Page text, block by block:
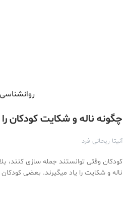
روانشناسی
چگونه ناله و شکایت کودکان
آنیتا ریحانی فرد
کودکان وقتی توانستند جمله سازی کنند،
ناله و شکایت را یاد میگیرند. بعضی کودکان